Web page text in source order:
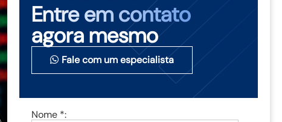
Entre em contato
agora mesmo
Fale com um especialista
Nome *: